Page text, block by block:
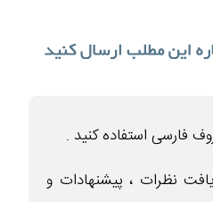
فارسی استفاده کنید .
نظرات ، پیشنهادات و